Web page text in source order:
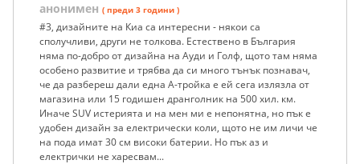
анонимен ( преди 3 години )
#3, дизайните на Киа са интересни - някои са
сполучливи, други не толкова. Естествено в България
няма по-добро от дизайна на Ауди и Голф, щото там няма
особено развитие и трябва да си много тънък познавач,
че да разбереш дали една А-тройка е ей сега излязла от
магазина или 15 годишен дранголник на 500 хил. км.
Иначе SUV истерията и на мен ми е непонятна, но пък е
удобен дизайн за електрически коли, щото не им личи че
на пода имат 30 см високи батерии. Но пък аз и
електрички не харесвам...